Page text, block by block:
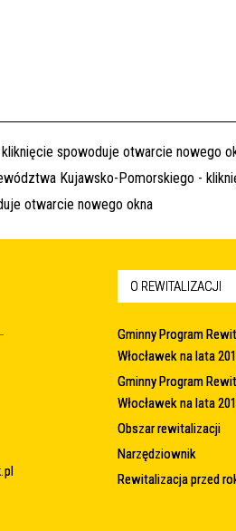
O REWITALIZACJI
Gminny Program
Włocławek na lata
Gminny Program
Włocławek na lata
Obszar rewitalizacji
Narzędziownik
Rewitalizacja przed